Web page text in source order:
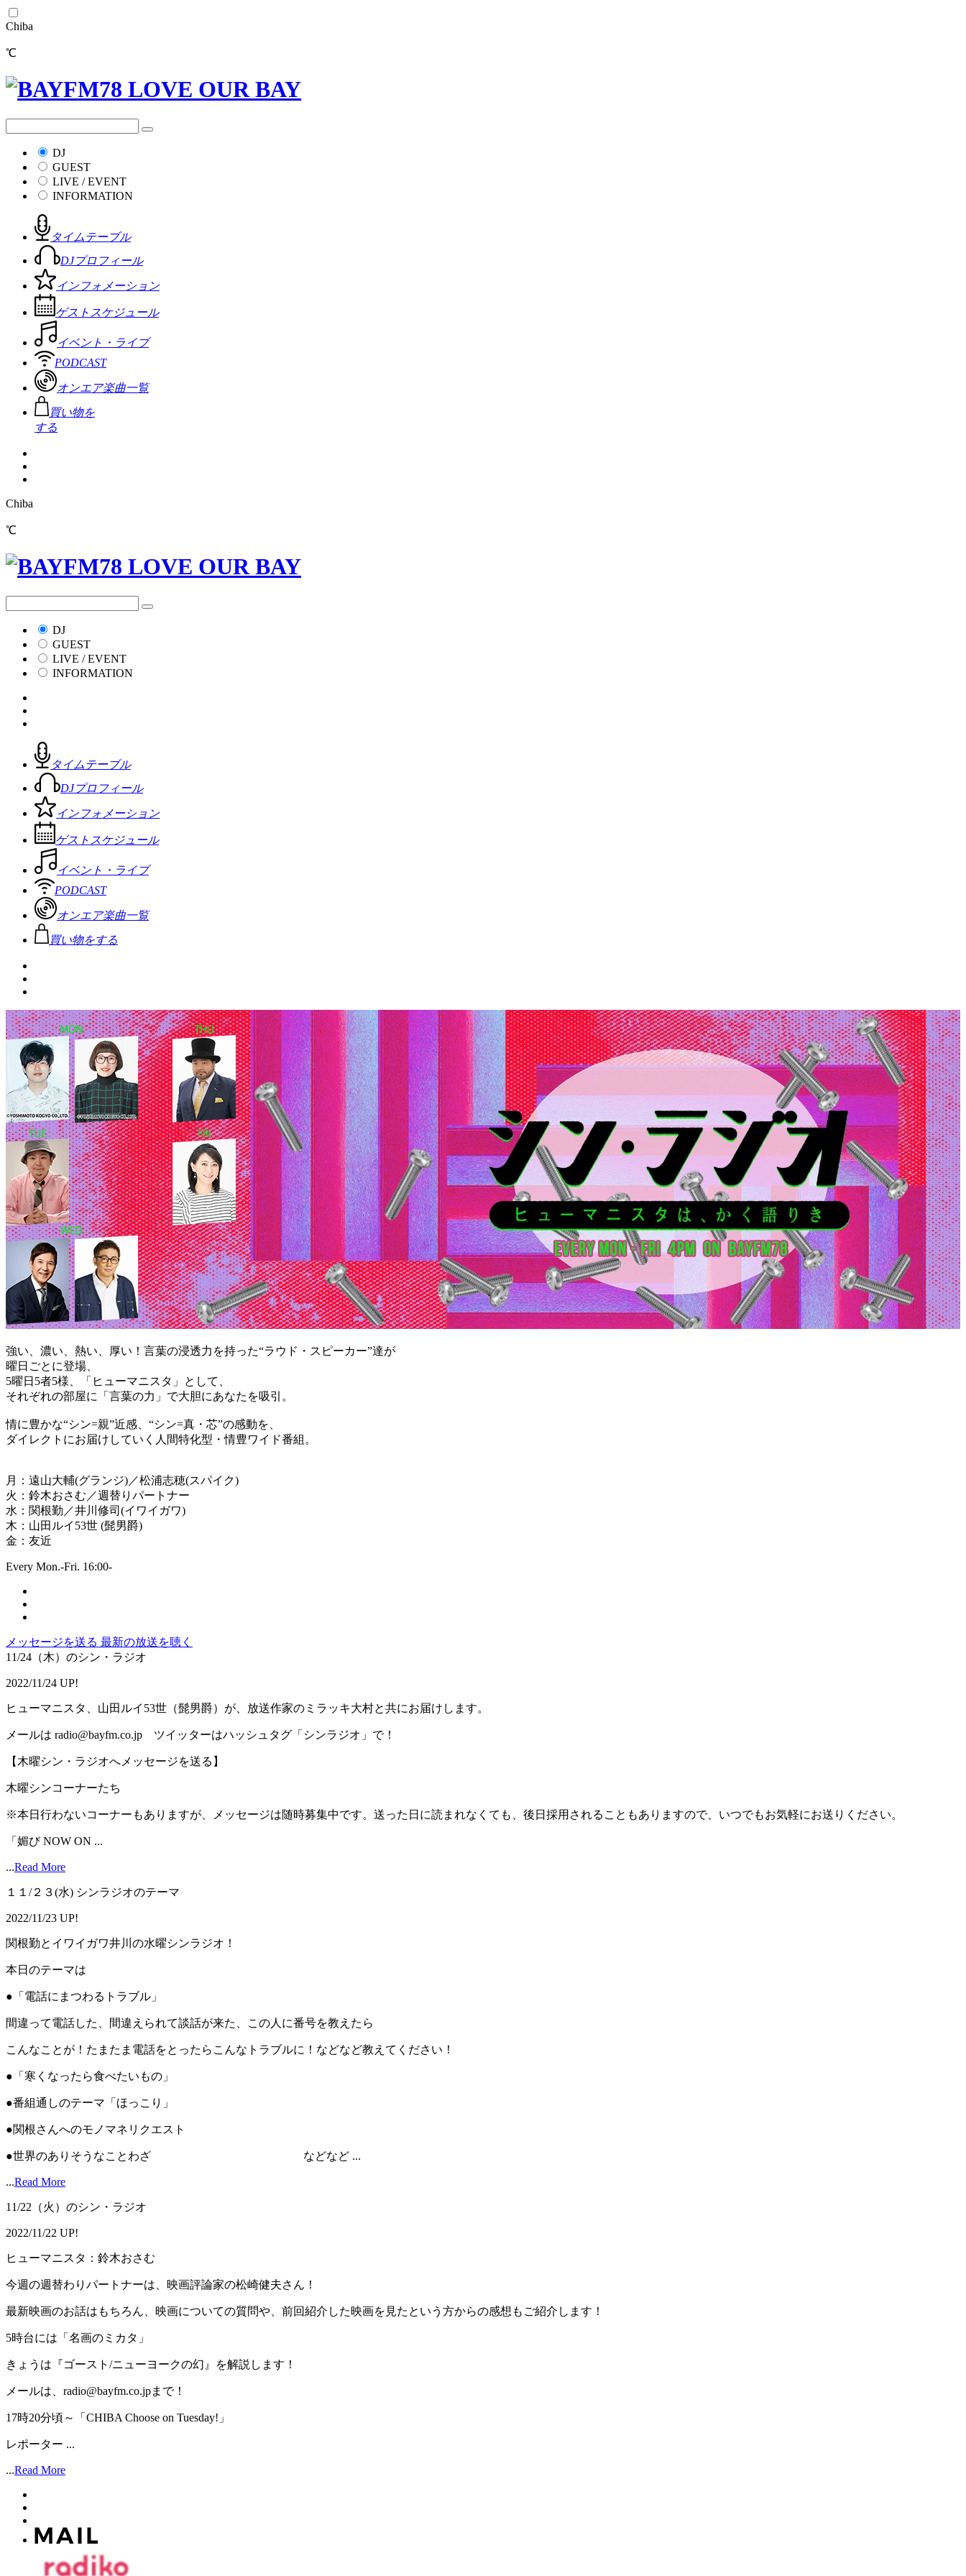
Chiba
℃
DJ
GUEST
LIVE / EVENT
INFORMATION
タイムテーブル
DJプロフィール
インフォメーション
ゲストスケジュール
イベント・ライブ
PODCAST
オンエア楽曲一覧
買い物を
する
Chiba
℃
DJ
GUEST
LIVE / EVENT
INFORMATION
タイムテーブル
DJプロフィール
インフォメーション
ゲストスケジュール
イベント・ライブ
PODCAST
オンエア楽曲一覧
買い物をする
強い、濃い、熱い、厚い！言葉の浸透力を持った“ラウド・スピーカー”達が
曜日ごとに登場、
5曜日5者5様、「ヒューマニスタ」として、
それぞれの部屋に「言葉の力」で大胆にあなたを吸引。
情に豊かな“シン=親”近感、“シン=真・芯”の感動を、
ダイレクトにお届けしていく人間特化型・情豊ワイド番組。
月：遠山大輔(グランジ)／松浦志穂(スパイク)
火：鈴木おさむ／週替りパートナー
水：関根勤／井川修司(イワイガワ)
木：山田ルイ53世 (髭男爵)
金：友近
Every Mon.-Fri. 16:00-
メッセージを送る 最新の放送を聴く
11/24（木）のシン・ラジオ
2022/11/24 UP!
ヒューマニスタ、山田ルイ53世（髭男爵）が、放送作家のミラッキ大村と共にお届けします。
メールは radio@bayfm.co.jp ツイッターはハッシュタグ「シンラジオ」で！
【木曜シン・ラジオへメッセージを送る】
木曜シンコーナーたち
※本日行わないコーナーもありますが、メッセージは随時募集中です。送った日に読まれなくても、後日採用されることもありますので、いつでもお気軽にお送りください。
「媚び NOW ON ...
...Read More
１１/２３(水) シンラジオのテーマ
2022/11/23 UP!
関根勤とイワイガワ井川の水曜シンラジオ！
本日のテーマは
●「電話にまつわるトラブル」
間違って電話した、間違えられて談話が来た、この人に番号を教えたら
こんなことが！たまたま電話をとったらこんなトラブルに！などなど教えてください！
●「寒くなったら食べたいもの」
●番組通しのテーマ「ほっこり」
●関根さんへのモノマネリクエスト
●世界のありそうなことわざ などなど ...
...Read More
11/22（火）のシン・ラジオ
2022/11/22 UP!
ヒューマニスタ：鈴木おさむ
今週の週替わりパートナーは、映画評論家の松崎健夫さん！
最新映画のお話はもちろん、映画についての質問や、前回紹介した映画を見たという方からの感想もご紹介します！
5時台には「名画のミカタ」
きょうは『ゴースト/ニューヨークの幻』を解説します！
メールは、radio@bayfm.co.jpまで！
17時20分頃～「CHIBA Choose on Tuesday!」
レポーター ...
...Read More